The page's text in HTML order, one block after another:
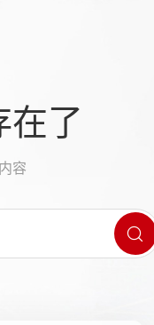
在了
容